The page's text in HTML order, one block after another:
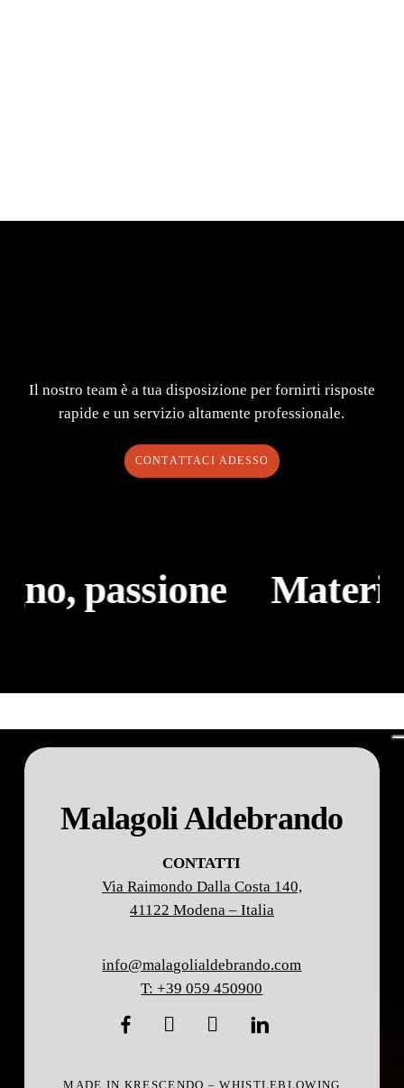
Il nostro team è a tua disposizione per fornirti risposte
rapide e un servizio altamente professionale.
CONTATTACI ADESSO
passione
Taglio laser
Laser tubo
Malagoli Aldebrando
CONTATTI
Via Raimondo Dalla Costa 140,
41122 Modena – Italia
info@malagolialdebrando.com
T: +39 059 450900
MADE IN KRESCENDO –WHISTLEBLOWING